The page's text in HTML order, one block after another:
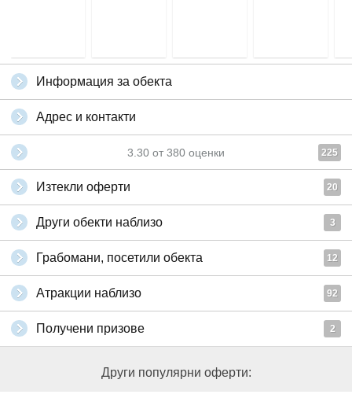
Информация за обекта
Адрес и контакти
3.30 от 380 оценки 225
Изтекли оферти 20
Други обекти наблизо 3
Грабомани, посетили обекта 12
Атракции наблизо 92
Получени призове 2
Други популярни оферти: